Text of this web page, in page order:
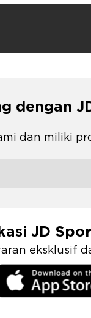
dengan
dan miliki
JD
eksklusif